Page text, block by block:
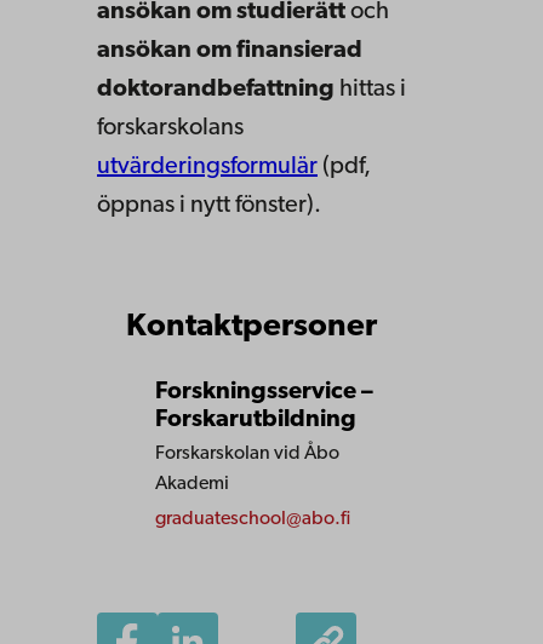
ansökan om studierätt och
ansökan om finansierad
doktorandbefattning hittas i
forskarskolans
utvärderingsformulär (pdf,
öppnas i nytt fönster).
Kontaktpersoner
Forskningsservice –
Forskarutbildning
Forskarskolan vid Åbo
Akademi
graduateschool@abo.fi